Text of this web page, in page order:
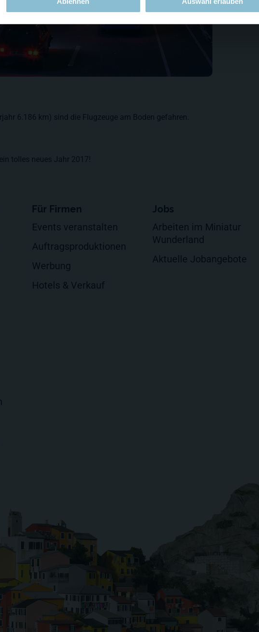
6.186 km) sind die Flugzeuge am Boden gefahren.
tolles neues Jahr 2017!
Für Firmen
Events veranstalten
Auftragsproduktionen
Werbung
Hotels & Verkauf
Jobs
Arbeiten im Miniatur
Wunderland
Aktuelle Jobangebote